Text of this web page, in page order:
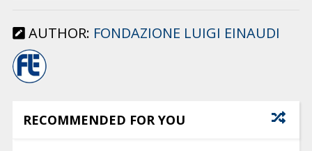
AUTHOR: FONDAZIONE LUIGI EINAUDI
RECOMMENDED FOR YOU